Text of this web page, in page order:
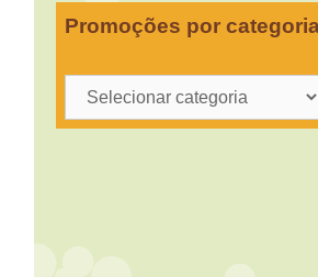
Promoções por
Promoções
por